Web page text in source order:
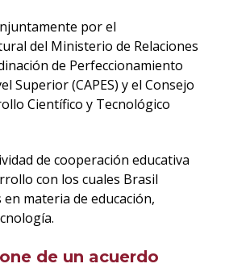
por el
del Ministerio de Relaciones
de Perfeccionamiento
Superior (CAPES) y el Consejo
Científico y Tecnológico
de cooperación educativa
con los cuales Brasil
materia de educación,
de un acuerdo